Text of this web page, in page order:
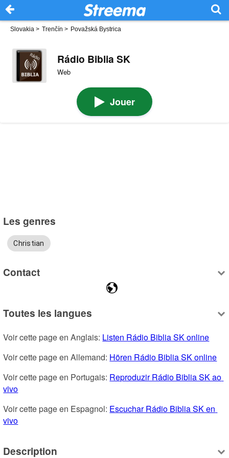
Slovakia > Trenčín > Považská Bystrica
Rádio Biblia SK
Web
Jouer
Les genres
Christian
Contact
Toutes les langues
Voir cette page en Anglais: Listen Rádio Biblia SK online
Voir cette page en Allemand: Hören Rádio Biblia SK online
Voir cette page en Portugais: Reproduzir Rádio Biblia SK ao
vivo
Voir cette page en Espagnol: Escuchar Rádio Biblia SK en
vivo
Description